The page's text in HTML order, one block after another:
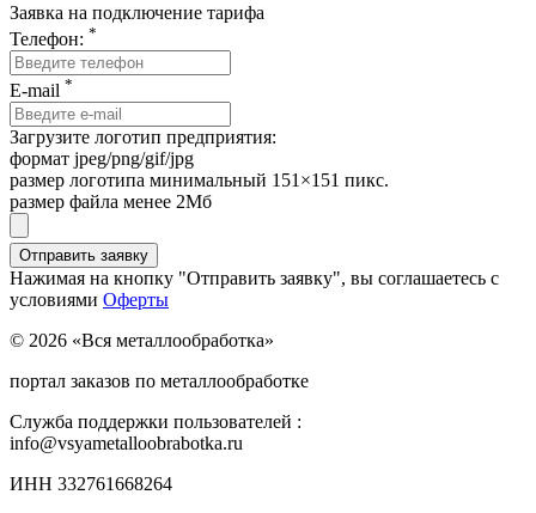
Заявка на подключение тарифа
Телефон: *
E-mail *
Загрузите логотип предприятия:
формат jpeg/png/gif/jpg
размер логотипа минимальный 151×151 пикс.
размер файла менее 2Мб
Нажимая на кнопку "Отправить заявку", вы соглашаетесь с
условиями Оферты
© 2026 «Вся металлообработка»
портал заказов по металлообработке
Служба поддержки пользователей :
info@vsyametalloobrabotka.ru
ИНН 332761668264